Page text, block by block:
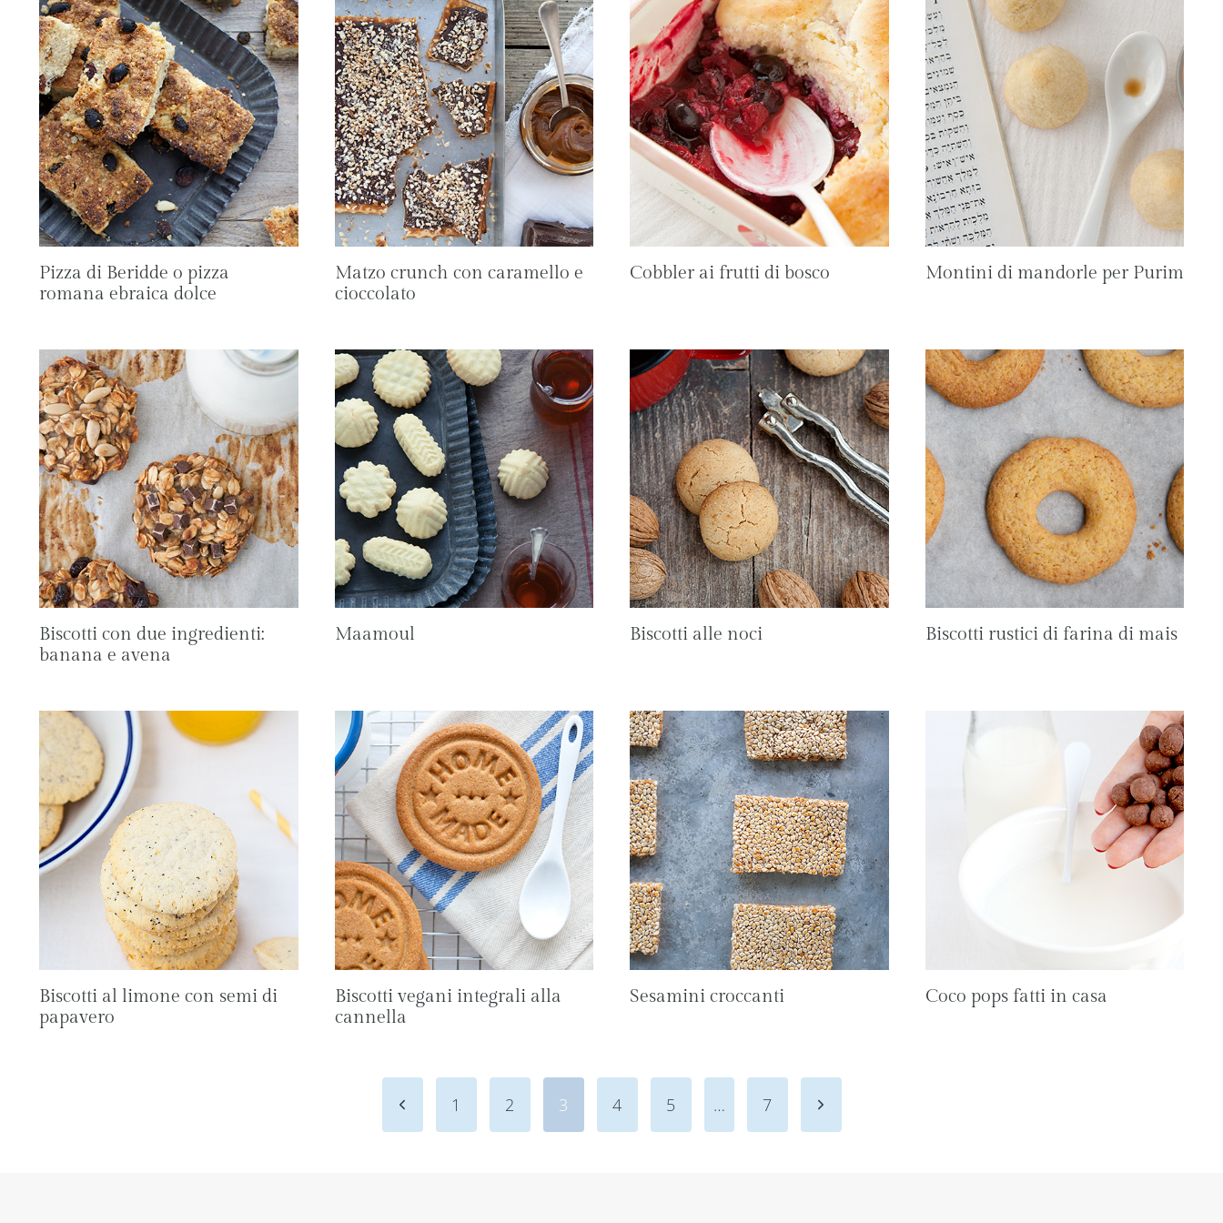
Pizza di Beridde o pizza
romana ebraica dolce
Matzo crunch con caramello e
cioccolato
Cobbler ai frutti di bosco Montini di mandorle per Purim
Biscotti con due ingredienti:
banana e avena
Maamoul Biscotti alle noci Biscotti rustici di farina di mais
Biscotti al limone con semi di
papavero
Biscotti vegani integrali alla
cannella
Sesamini croccanti Coco pops fatti in casa
Pagina
1 2 3 4 5 … 7
Pagina